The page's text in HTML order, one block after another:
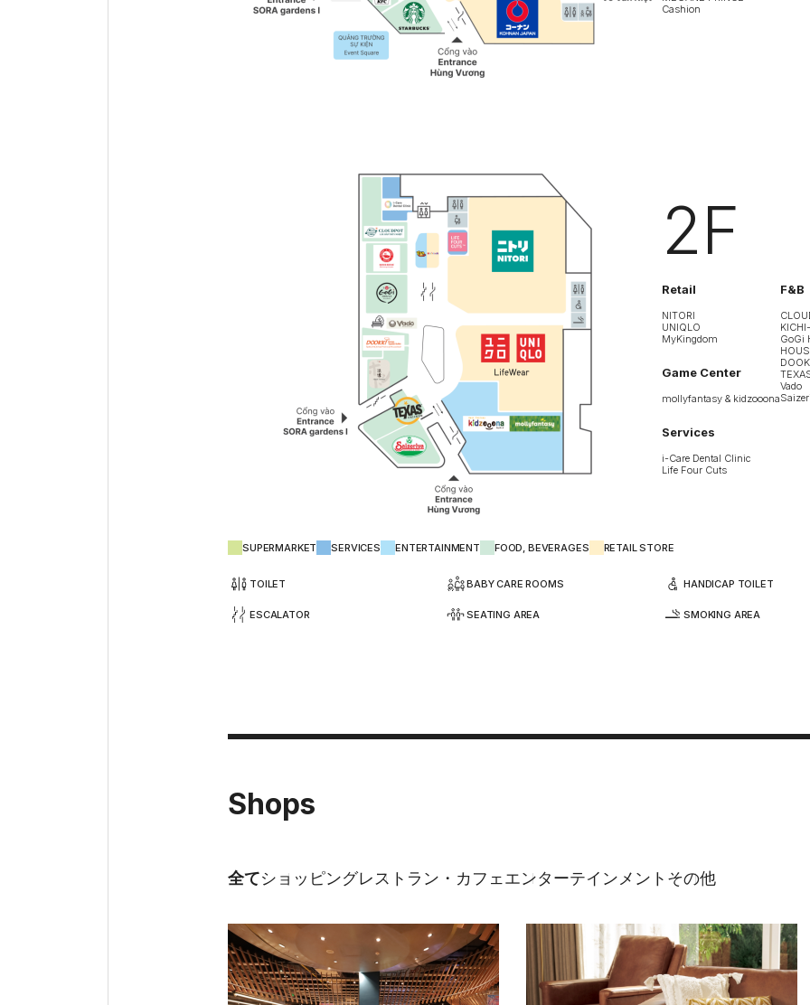
Cashion
2F
Retail
NITORI
UNIQLO
MyKingdom
Game Center
mollyfantasy & kidzooona
Services
i-Care Dental Clinic
Life Four Cuts
F&B
GoGi
Vado
SUPERMARKET SERVICES ENTERTAINMENT FOOD, BEVERAGES RETAIL STORE
TOILET BABY CARE ROOMS HANDICAP TOILET
ESCALATOR SEATING AREA SMOKING AREA
Shops
全てショッピングレストラン・カフェエンターテインメント その他